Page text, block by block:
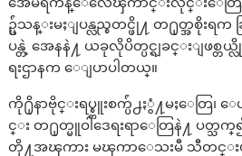
ဥ္ပ်ံသန္းမႈျပန္လည္စတင္ဖို႔ တ႐ုတ္အစိုးရ
ပန္တဲ့ အေနနဲ႔ ယခုလိုပိတ္ပင္ရျခင္းျဖစ္
ရးဌာနက ေျပာပါတယ္။
ကို႐ိုနာဗိုင္းရပ္စ္ကူးစက္ပ်ံ႕ႏွံ႔မႈေတြ
င္း တ႐ုတ္မူဝါဒေရးရာေတြနဲ႔ ပတ္သ
တို႔အၾကား မၾကာေသးမီ သီတင္းပ